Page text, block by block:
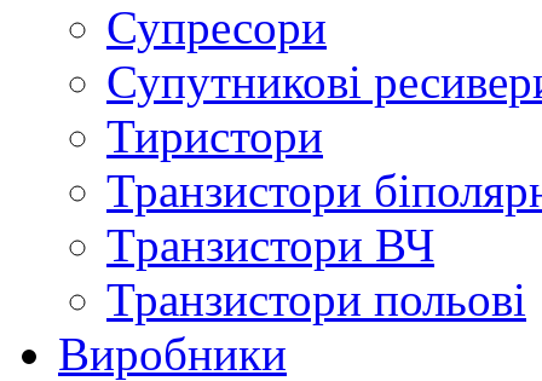
Супресори
Супутникові
Тиристори
Транзистори
Tранзистори ВЧ
Транзистори польові
Виробники